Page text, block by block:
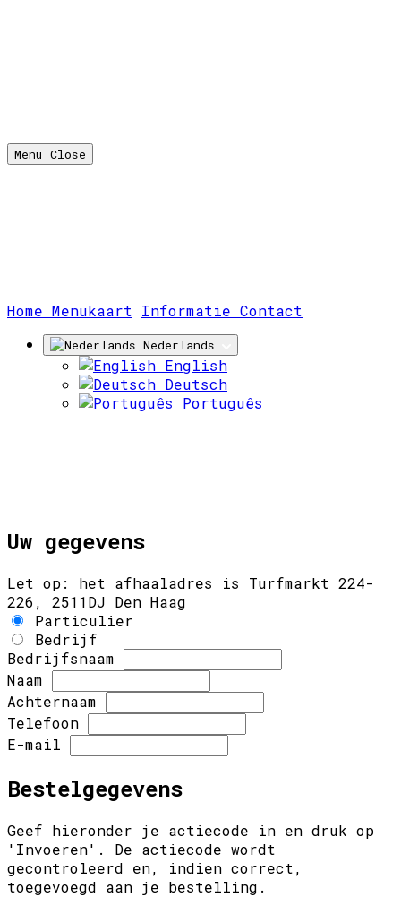
Menu Close
Home (huidige)
Menukaart Informatie Contact
Nederlands
English
Deutsch
Português
Uw gegevens
Let op: het afhaaladres is Turfmarkt 224-
226, 2511DJ Den Haag
Particulier
Bedrijf
Bedrijfsnaam
Naam
Achternaam
Telefoon
E-mail
Bestelgegevens
Geef hieronder je actiecode in en druk op
'Invoeren'. De actiecode wordt
gecontroleerd en, indien correct,
toegevoegd aan je bestelling.